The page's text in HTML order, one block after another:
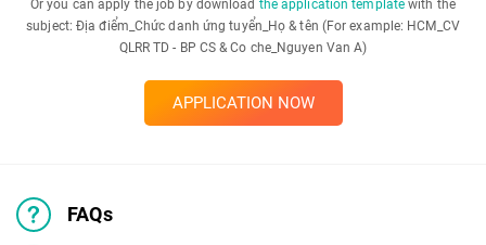
Or you can apply the job by download the application template with the
subject: Địa điểm_Chức danh ứng tuyển_Họ & tên (For example: HCM_CV
QLRR TD - BP CS & Co che_Nguyen Van A)
APPLICATION NOW
FAQs